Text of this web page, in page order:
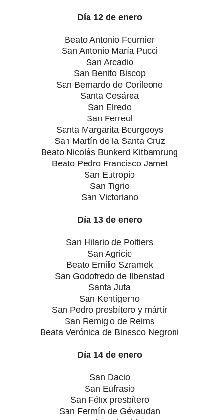
Día 12 de enero
Beato Antonio Fournier
San Antonio María Pucci
San Arcadio
San Benito Biscop
San Bernardo de Corileone
Santa Cesárea
San Elredo
San Ferreol
Santa Margarita Bourgeoys
San Martín de la Santa Cruz
Beato Nicolás Bunkerd Kitbamrung
Beato Pedro Francisco Jamet
San Eutropio
San Tigrio
San Victoriano
Día 13 de enero
San Hilario de Poitiers
San Agricio
Beato Emilio Szramek
San Godofredo de Ilbenstad
Santa Juta
San Kentigerno
San Pedro presbítero y mártir
San Remigio de Reims
Beata Verónica de Binasco Negroni
Día 14 de enero
San Dacio
San Eufrasio
San Félix presbítero
San Fermín de Gévaudan